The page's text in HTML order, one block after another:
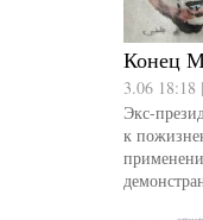
Конец
3.06 18:18 |
Экс-
к